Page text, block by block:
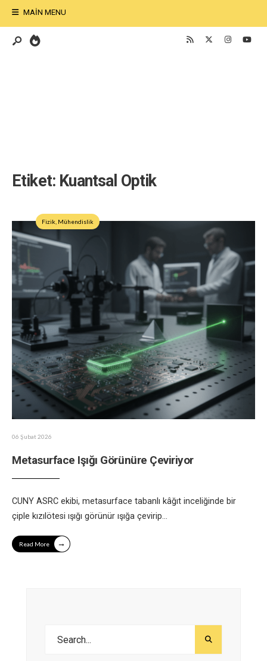
MAIN MENU
Etiket: Kuantsal Optik
Fizik Mühendislik
06 Şubat 2026
Metasurface Işığı Görünüre Çeviriyor
CUNY ASRC ekibi, metasurface tabanlı kâğıt inceliğinde bir
çiple kızılötesi ışığı görünür ışığa çevirip...
Read More →